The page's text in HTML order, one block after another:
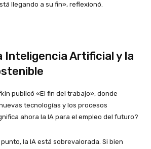
llegando a su fin», reflexionó.
Inteligencia Artificial y la
publicó «El fin del trabajo», donde
tecnologías y los procesos
ahora la IA para el empleo del futuro?
la IA está sobrevalorada. Si bien